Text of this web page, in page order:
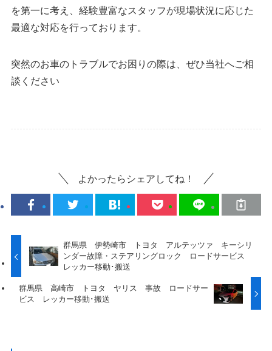
を第一に考え、経験豊富なスタッフが現場状況に応じた
最適な対応を行っております。
突然のお車のトラブルでお困りの際は、ぜひ当社へご相
談ください
よかったらシェアしてね！
群馬県 伊勢崎市 トヨタ アルテッツァ キーシリ
ンダー故障・ステアリングロック ロードサービス
レッカー移動･搬送
群馬県 高崎市 トヨタ ヤリス 事故 ロードサー
ビス レッカー移動･搬送